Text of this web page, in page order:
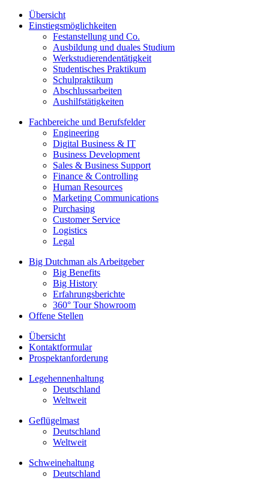
Übersicht
Einstiegsmöglichkeiten
Festanstellung und Co.
Ausbildung und duales Studium
Werkstudierendentätigkeit
Studentisches Praktikum
Schulpraktikum
Abschlussarbeiten
Aushilfstätigkeiten
Fachbereiche und Berufsfelder
Engineering
Digital Business & IT
Business Development
Sales & Business Support
Finance & Controlling
Human Resources
Marketing Communications
Purchasing
Customer Service
Logistics
Legal
Big Dutchman als Arbeitgeber
Big Benefits
Big History
Erfahrungsberichte
360° Tour Showroom
Offene Stellen
Übersicht
Kontaktformular
Prospektanforderung
Legehennenhaltung
Deutschland
Weltweit
Geflügelmast
Deutschland
Weltweit
Schweinehaltung
Deutschland